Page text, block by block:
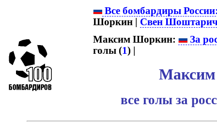
Все бомбардиры
Шоркин | Свен
Максим Шоркин:
За
голы (1) |
все голы за